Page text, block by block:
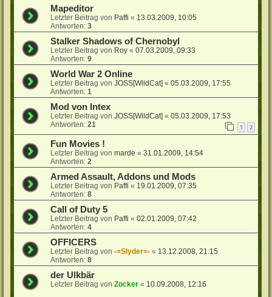
Mapeditor
Letzter Beitrag von Paffi « 13.03.2009, 10:05
Antworten:3
Stalker Shadows of Chernobyl
Letzter Beitrag von Roy «07.03.2009, 09:33
Antworten:9
World War 2 Online
Letzter Beitrag vonJOSS[WildCat] «05.03.2009, 17:55
Antworten:1
Mod von Intex
Letzter Beitrag vonJOSS[WildCat] «05.03.2009, 17:53
Antworten:21 1 2
Fun Movies !
Letzter Beitrag vonmarde «31.01.2009, 14:54
Antworten:2
Armed Assault, Addons und Mods
Letzter Beitrag von Paffi « 19.01.2009, 07:35
Antworten:8
Call of Duty 5
Letzter Beitrag von Paffi «02.01.2009, 07:42
Antworten:4
OFFICERS
Letzter Beitrag von-=Slyder=- « 13.12.2008, 21:15
Antworten:8
der Ulkbär
Letzter Beitrag vonZocker « 10.09.2008, 12:16